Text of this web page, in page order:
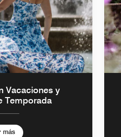
Vacaciones y
Temporada
más